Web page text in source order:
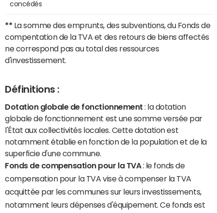
concédés
** La somme des emprunts, des subventions, du Fonds de
compentation de la TVA et des retours de biens affectés
ne correspond pas au total des ressources
d'investissement.
Définitions :
Dotation globale de fonctionnement : la dotation
globale de fonctionnement est une somme versée par
l'État aux collectivités locales. Cette dotation est
notamment établie en fonction de la population et de la
superficie d'une commune.
Fonds de compensation pour la TVA: le fonds de
compensation pour la TVA vise à compenser la TVA
acquittée par les communes sur leurs investissements,
notamment leurs dépenses d'équipement. Ce fonds est